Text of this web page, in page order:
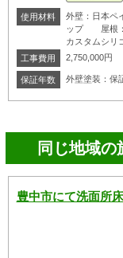
使用材料
外壁：日本ペ
ップ 屋根
カスタムシリ
工事費用
2,750,000円
保証年数 外壁塗装：保
同じ地域の
豊中市にて洗面所